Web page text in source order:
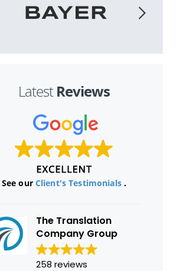
LatestReviews
See our Client's Testimonials.
The Translation
Company Group
258 reviews